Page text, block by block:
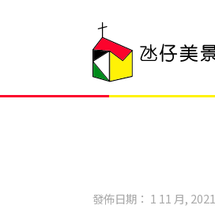
發佈日期： 1 11 月, 2021